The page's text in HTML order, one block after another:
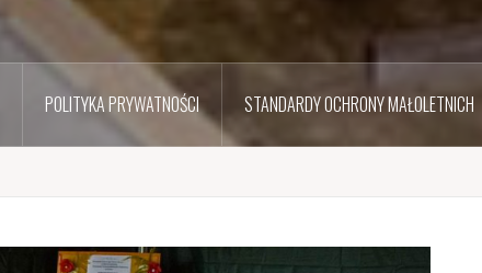
POLITYKA PRYWATNOŚCI STANDARDY OCHRONY MAŁOLETNICH